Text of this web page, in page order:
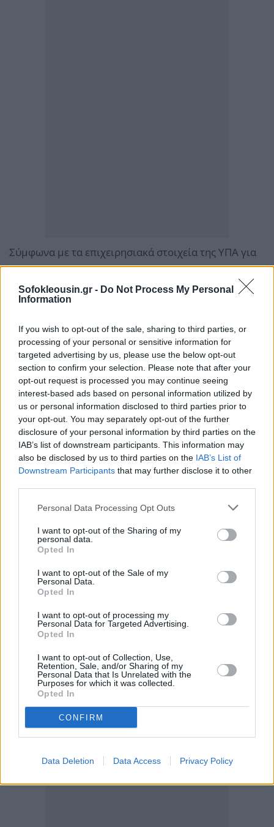
Sofokleousin.gr - Do Not Process My Personal
Information
If you wish to opt-out of the sale, sharing to third parties, or
processing of your personal or sensitive information for
targeted advertising by us, please use the below opt-out
section to confirm your selection. Please note that after your
opt-out request is processed you may continue seeing
interest-based ads based on personal information utilized by
us or personal information disclosed to third parties prior to
your opt-out. You may separately opt-out of the further
disclosure of your personal information by third parties on the
IAB’s list of downstream participants. This information may
also be disclosed by us to third parties on the IAB’s List of
Downstream Participants that may further disclose it to other
Personal Data Processing Opt Outs
I want to opt-out of the Sharing of my
personal data.
Opted In
I want to opt-out of the Sale of my
Personal Data.
Opted In
I want to opt-out of processing my
Personal Data for Targeted Advertising.
Opted In
I want to opt-out of Collection, Use,
Retention, Sale, and/or Sharing of my
Personal Data that Is Unrelated with the
Purposes for which it was collected.
Opted In
CONFIRM
Data Deletion Data Access Privacy Policy
Σύμφωνα με τα επιχειρησιακά στοιχεία της ΥΠΑ για
τον Ιούνιο 2026, η μέση καθυστέρηση στο Κέντρο
Ελέγχου Περιοχής Αθηνών-Μακεδονίας (ΚΕΠΑΘΜ)
διαμορφώθηκε σε 2,26 λεπτά ανά πτήση, έναντι 1,62
εξωτερικά αίτια, η μέση καθυστέρηση ανέρχεται σε
0,97 λεπτά ανά πτήση, έναντι 0,85 λεπτά τον Ιούνιο
του 2025.
Αντίστοιχα, στον Διεθνή Αερολιμένα Αθηνών, η μέση
καθυστέρηση ανά πτήση ένεκα της εναέριας
κυκλοφορίας τον Ιούνιο, διαμορφώθηκε σε 4,43
λεπτά, έναντι 6,50 λεπτών (μείωση άνω των 2
λεπτών) την αντίστοιχη περσινή περίοδο, ενώ οι
συνολικές καθυστερήσεις εμφανίζονται μειωμένες
κατά 31,77%.